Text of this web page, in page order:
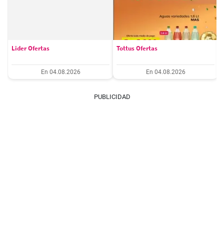
Lider Ofertas
En 04.08.2026
Tottus Ofertas
En 04.08.2026
PUBLICIDAD